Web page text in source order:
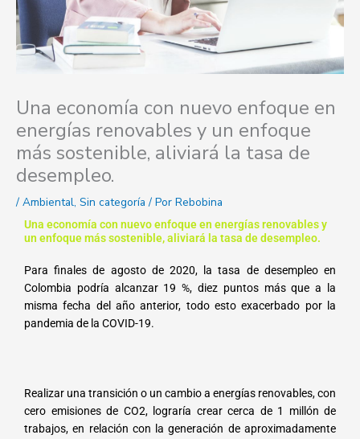
Una economía con nuevo enfoque en
energías renovables y un enfoque
más sostenible, aliviará la tasa de
desempleo.
/ Ambiental, Sin categoría / Por Rebobina
Una economía con nuevo enfoque en energías renovables y
un enfoque más sostenible, aliviará la tasa de desempleo.
Para finales de agosto de 2020, la tasa de desempleo en
Colombia podría alcanzar 19 %, diez puntos más que a la
misma fecha del año anterior, todo esto exacerbado por la
pandemia de la COVID-19.
Realizar una transición o un cambio a energías renovables, con
cero emisiones de CO2, lograría crear cerca de 1 millón de
trabajos, en relación con la generación de aproximadamente